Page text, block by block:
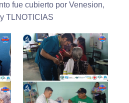
fue cubierto por Venesion,
TLNOTICIAS